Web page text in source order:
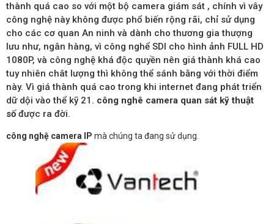
thành quá cao so với một bộ camera giám sát , chính vì vây
công nghệ này không được phổ biến rộng rãi, chỉ sử dụng
cho các cơ quan An ninh và dành cho thương gia thượng
lưu như, ngân hàng, vì công nghể SDI cho hình ảnh FULL HD
1080P, và công nghệ khá độc quyền nên giá thành khá cao
tuy nhiên chât lượng thì không thể sánh bằng với thời điểm
này. Vì giá thành quá cao trong khi internet đang phát triển
dữ dội vào thể kỹ 21. công nghê camera quan sát kỹ thuật
sốđược ra đời.
công nghệ camera IP mà chúng ta đang sử dụng.